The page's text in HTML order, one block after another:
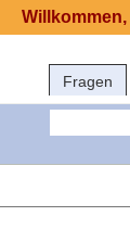
Fragen